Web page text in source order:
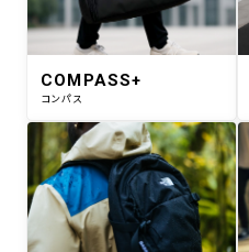
COMPASS+
コンパス